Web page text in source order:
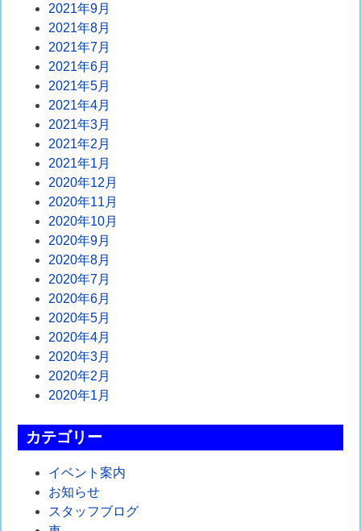
2021年9月
2021年8月
2021年7月
2021年6月
2021年5月
2021年4月
2021年3月
2021年2月
2021年1月
2020年12月
2020年11月
2020年10月
2020年9月
2020年8月
2020年7月
2020年6月
2020年5月
2020年4月
2020年3月
2020年2月
2020年1月
カテゴリー
イベント案内
お知らせ
スタッフブログ